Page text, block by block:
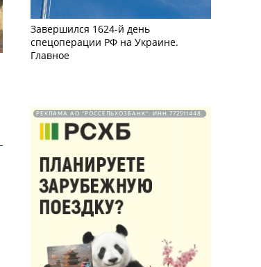
Завершился 1624-й день
спецоперации РФ на Украине.
Главное
РЕКЛАМА АО "РОССЕЛЬХОЗБАНК". ИНН 772511448.